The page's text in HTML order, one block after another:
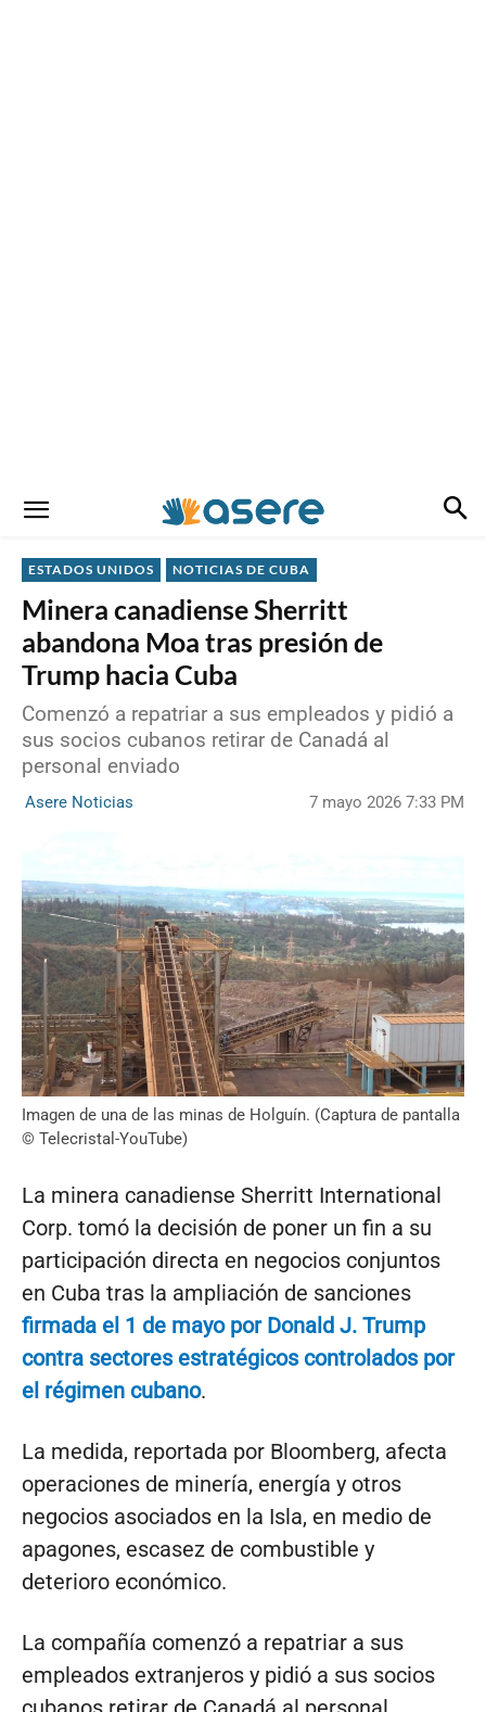
ESTADOS UNIDOS NOTICIAS DE CUBA
Minera canadiense Sherritt
abandona Moa tras presión de
Trump hacia Cuba
Comenzó a repatriar a sus empleados y pidió a
sus socios cubanos retirar de Canadá al
personal enviado
Asere Noticias 7 mayo 2026 7:33 PM
Imagen de una de las minas de Holguín. (Captura de pantalla
© Telecristal-YouTube)
La minera canadiense Sherritt International
Corp. tomó la decisión de poner un fin a su
participación directa en negocios conjuntos
en Cuba tras la ampliación de sanciones
firmada el 1 de mayo por Donald J. Trump
contra sectores estratégicos controlados por
el régimen cubano.
La medida, reportada por Bloomberg, afecta
operaciones de minería, energía y otros
negocios asociados en la Isla, en medio de
apagones, escasez de combustible y
deterioro económico.
La compañía comenzó a repatriar a sus
empleados extranjeros y pidió a sus socios